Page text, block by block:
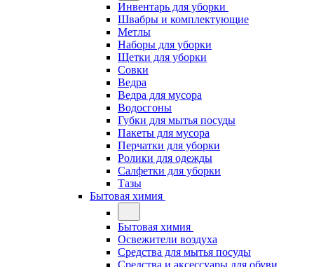
Инвентарь для уборки
Швабры и комплектующие
Метлы
Наборы для уборки
Щетки для уборки
Совки
Ведра
Ведра для мусора
Водосгоны
Губки для мытья посуды
Пакеты для мусора
Перчатки для уборки
Ролики для одежды
Салфетки для уборки
Тазы
Бытовая химия
Бытовая химия
Освежители воздуха
Средства для мытья посуды
Средства и аксессуары для обуви